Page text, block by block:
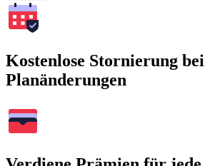
Kostenlose Stornierung bei
Planänderungen